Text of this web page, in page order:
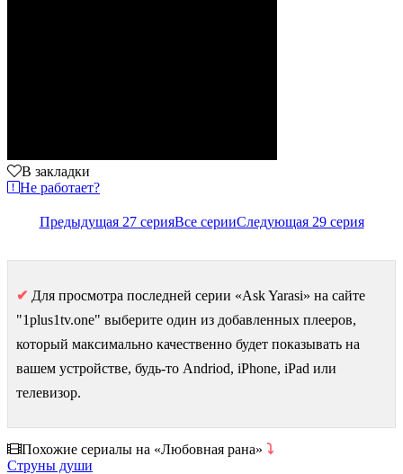
В закладки
Не работает?
Предыдущая 27 серияВсе серииСледующая 29 серия
✔ Для просмотра последней серии «Ask Yarasi» на сайте
"1plus1tv.one" выберите один из добавленных плееров,
который максимально качественно будет показывать на
вашем устройстве, будь-то Andriod, iPhone, iPad или
телевизор.
Похожие сериалы на «Любовная рана» ⤵
Струны души